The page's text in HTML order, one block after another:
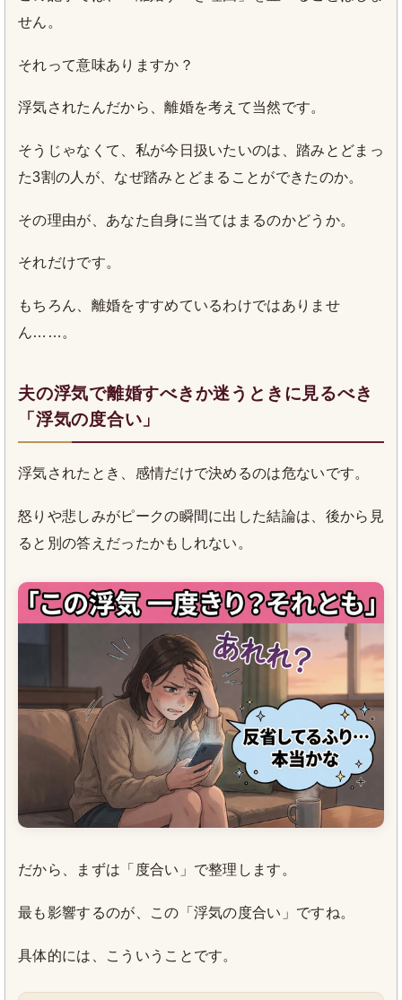
せん。
それって意味ありますか？
浮気されたんだから、離婚を考えて当然です。
そうじゃなくて、私が今日扱いたいのは、踏みとどまっ
た3割の人が、なぜ踏みとどまることができたのか。
その理由が、あなた自身に当てはまるのかどうか。
それだけです。
もちろん、離婚をすすめているわけではありませ
ん……。
夫の浮気で離婚すべきか迷うときに見るべき
「浮気の度合い」
浮気されたとき、感情だけで決めるのは危ないです。
怒りや悲しみがピークの瞬間に出した結論は、後から見
ると別の答えだったかもしれない。
だから、まずは「度合い」で整理します。
最も影響するのが、この「浮気の度合い」ですね。
具体的には、こういうことです。